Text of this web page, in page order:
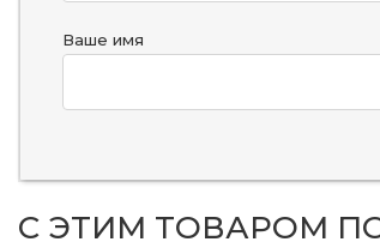
Ваше имя
С ЭТИМ ТОВАРОМ